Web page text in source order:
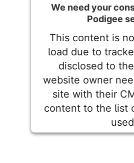
We need your
Podigee
This content is
load due to
disclosed to
website owner
site with their
content to the list